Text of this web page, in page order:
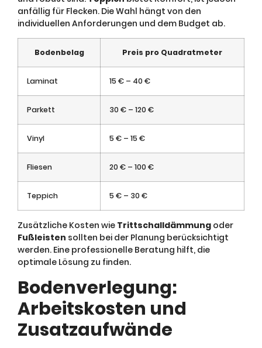
anfällig für Flecken. Die Wahl hängt von den
individuellen Anforderungen und dem Budget ab.
Bodenbelag Preis pro Quadratmeter
Laminat 15 € – 40 €
Parkett 30 € – 120 €
Vinyl 5 € – 15 €
Fliesen 20 € – 100 €
Teppich 5 € – 30 €
Zusätzliche Kosten wie Trittschalldämmung oder
Fußleisten sollten bei der Planung berücksichtigt
werden. Eine professionelle Beratung hilft, die
optimale Lösung zu finden.
Bodenverlegung:
Arbeitskosten und
Zusatzaufwände